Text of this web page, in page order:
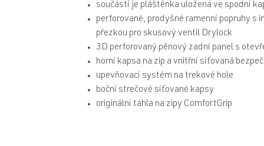
součástí je pláštěnka uložená ve spodní
perforované, prodyšné ramenní popruhy s
přezkou pro skusový ventil Drylock
3D perforovaný pěnový zadní panel s
horní kapsa na zip a vnitřní síťovaná
upevňovací systém na trekové hole
boční strečové síťované kapsy
originální táhla na zipy ComfortGrip